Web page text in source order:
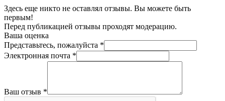
Здесь еще никто не оставлял отзывы. Вы можете быть
первым!
Перед публикацией отзывы проходят модерацию.
Ваша оценка
Представьтесь, пожалуйста *
Электронная почта *
Ваш отзыв *